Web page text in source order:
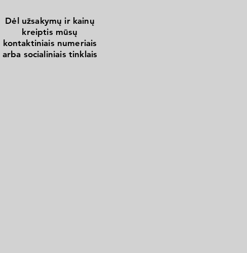
Dėl užsakymų ir kainų
kreiptis mūsų
kontaktiniais numeriais
arba socialiniais tinklais